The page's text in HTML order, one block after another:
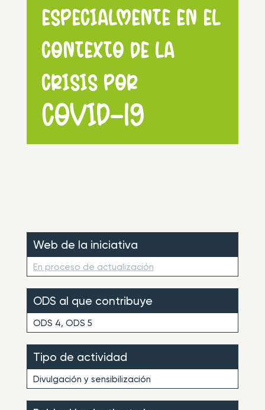
especialmente en el
contexto de la
crisis por
COVID-19
Web de la iniciativa
En proceso de actualización
ODS al que contribuye
ODS 4, ODS 5
Tipo de actividad
Divulgación y sensibilización